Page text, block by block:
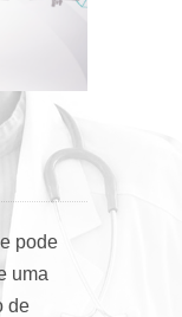
pode
uma
de